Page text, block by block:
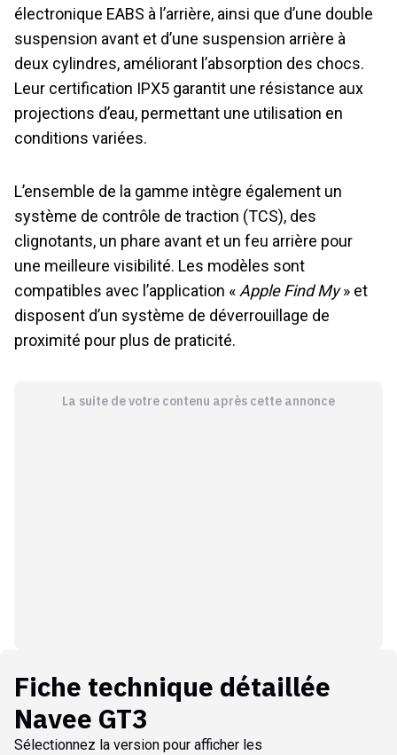
électronique EABS à l’arrière, ainsi que d’une double
suspension avant et d’une suspension arrière à
deux cylindres, améliorant l’absorption des chocs.
Leur certification IPX5 garantit une résistance aux
projections d’eau, permettant une utilisation en
conditions variées.
L’ensemble de la gamme intègre également un
système de contrôle de traction (TCS), des
clignotants, un phare avant et un feu arrière pour
une meilleure visibilité. Les modèles sont
compatibles avec l’application «Apple Find My» et
disposent d’un système de déverrouillage de
proximité pour plus de praticité.
La suite de votre contenu après cette annonce
Fiche technique détaillée
Navee GT3
Sélectionnez la version pour afficher les